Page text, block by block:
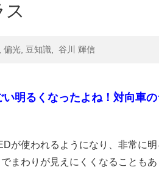
偏光 豆知識 谷川 輝信
い明るくなったよね！対向車
が使われるようになり、非常に明
まわりが見えにくくなることも